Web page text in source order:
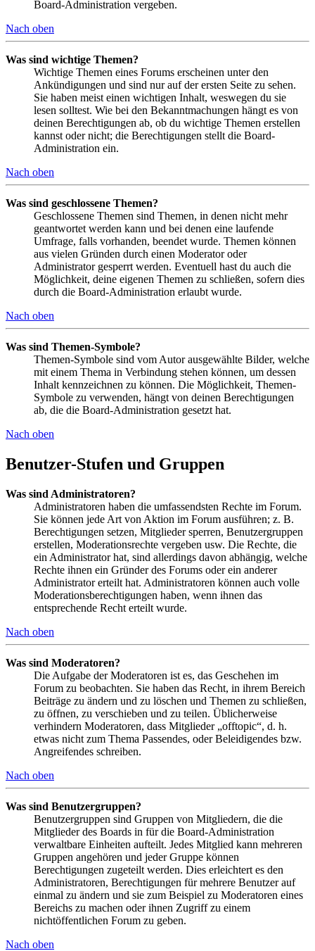
Board-Administration vergeben.
Nach oben
Was sind wichtige Themen?
Wichtige Themen eines Forums erscheinen unter den
Ankündigungen und sind nur auf der ersten Seite zu sehen.
Sie haben meist einen wichtigen Inhalt, weswegen du sie
lesen solltest. Wie bei den Bekanntmachungen hängt es von
deinen Berechtigungen ab, ob du wichtige Themen erstellen
kannst oder nicht; die Berechtigungen stellt die Board-
Administration ein.
Nach oben
Was sind geschlossene Themen?
Geschlossene Themen sind Themen, in denen nicht mehr
geantwortet werden kann und bei denen eine laufende
Umfrage, falls vorhanden, beendet wurde. Themen können
aus vielen Gründen durch einen Moderator oder
Administrator gesperrt werden. Eventuell hast du auch die
Möglichkeit, deine eigenen Themen zu schließen, sofern dies
durch die Board-Administration erlaubt wurde.
Nach oben
Was sind Themen-Symbole?
Themen-Symbole sind vom Autor ausgewählte Bilder, welche
mit einem Thema in Verbindung stehen können, um dessen
Inhalt kennzeichnen zu können. Die Möglichkeit, Themen-
Symbole zu verwenden, hängt von deinen Berechtigungen
ab, die die Board-Administration gesetzt hat.
Nach oben
Benutzer-Stufen und Gruppen
Was sind Administratoren?
Administratoren haben die umfassendsten Rechte im Forum.
Sie können jede Art von Aktion im Forum ausführen; z. B.
Berechtigungen setzen, Mitglieder sperren, Benutzergruppen
erstellen, Moderationsrechte vergeben usw. Die Rechte, die
ein Administrator hat, sind allerdings davon abhängig, welche
Rechte ihnen ein Gründer des Forums oder ein anderer
Administrator erteilt hat. Administratoren können auch volle
Moderationsberechtigungen haben, wenn ihnen das
entsprechende Recht erteilt wurde.
Nach oben
Was sind Moderatoren?
Die Aufgabe der Moderatoren ist es, das Geschehen im
Forum zu beobachten. Sie haben das Recht, in ihrem Bereich
Beiträge zu ändern und zu löschen und Themen zu schließen,
zu öffnen, zu verschieben und zu teilen. Üblicherweise
verhindern Moderatoren, dass Mitglieder „offtopic“, d. h.
etwas nicht zum Thema Passendes, oder Beleidigendes bzw.
Angreifendes schreiben.
Nach oben
Was sind Benutzergruppen?
Benutzergruppen sind Gruppen von Mitgliedern, die die
Mitglieder des Boards in für die Board-Administration
verwaltbare Einheiten aufteilt. Jedes Mitglied kann mehreren
Gruppen angehören und jeder Gruppe können
Berechtigungen zugeteilt werden. Dies erleichtert es den
Administratoren, Berechtigungen für mehrere Benutzer auf
einmal zu ändern und sie zum Beispiel zu Moderatoren eines
Bereichs zu machen oder ihnen Zugriff zu einem
nichtöffentlichen Forum zu geben.
Nach oben